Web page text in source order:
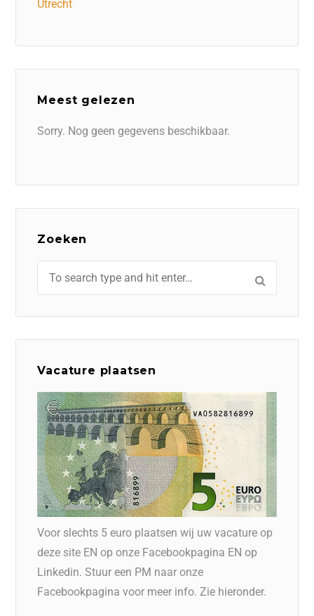
Utrecht
Meest gelezen
Sorry. Nog geen gegevens beschikbaar.
Zoeken
Vacature plaatsen
Voor slechts 5 euro plaatsen wij uw vacature op
deze site EN op onze Facebookpagina EN op
Linkedin. Stuur een PM naar onze
Facebookpagina voor meer info. Zie hieronder.